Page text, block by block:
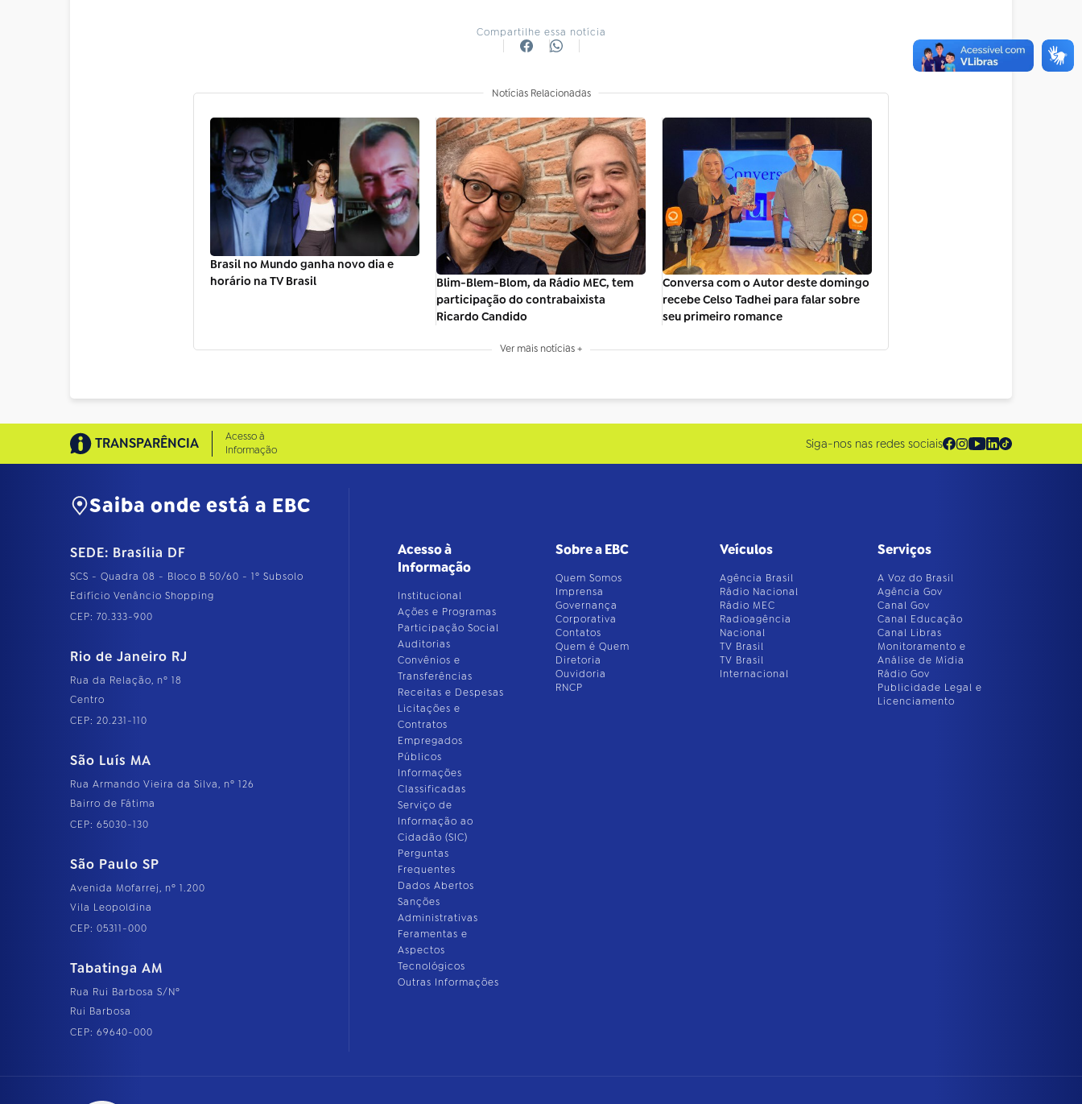
Compartilhe essa notícia
Notícias Relacionadas
Brasil no Mundo ganha novo dia e
horário na TV Brasil
Blim-Blem-Blom, da Rádio MEC, tem
participação do contrabaixista
Ricardo Candido
Conversa com o Autor deste domingo
recebe Celso Tadhei para falar sobre
seu primeiro romance
Ver mais notícias +
TRANSPARÊNCIA
Acesso à
Informação
Siga-nos nas redes sociais
Saiba onde está a EBC
SEDE: Brasília DF
SCS - Quadra 08 - Bloco B 50/60 - 1º Subsolo
Edifício Venâncio Shopping
CEP: 70.333-900
Rio de Janeiro RJ
Rua da Relação, nº 18
Centro
CEP: 20.231-110
São Luís MA
Rua Armando Vieira da Silva, nº 126
Bairro de Fátima
CEP: 65030-130
São Paulo SP
Avenida Mofarrej, nº 1.200
Vila Leopoldina
CEP: 05311-000
Tabatinga AM
Rua Rui Barbosa S/Nº
Rui Barbosa
CEP: 69640-000
Acesso à
Informação
Institucional
Ações e Programas
Participação Social
Auditorias
Convênios e
Transferências
Receitas e Despesas
Licitações e
Contratos
Empregados
Públicos
Informações
Classificadas
Serviço de
Informação ao
Cidadão (SIC)
Perguntas
Frequentes
Dados Abertos
Sanções
Administrativas
Feramentas e
Aspectos
Tecnológicos
Outras Informações
Sobre a EBC
Quem Somos
Imprensa
Governança
Corporativa
Contatos
Quem é Quem
Diretoria
Ouvidoria
RNCP
Veículos
Agência Brasil
Rádio Nacional
Rádio MEC
Radioagência
Nacional
TV Brasil
TV Brasil
Internacional
Serviços
A Voz do Brasil
Agência Gov
Canal Gov
Canal Educação
Canal Libras
Monitoramento e
Análise de Mídia
Rádio Gov
Publicidade Legal e
Licenciamento